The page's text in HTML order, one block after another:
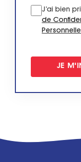
J’ai bien
de